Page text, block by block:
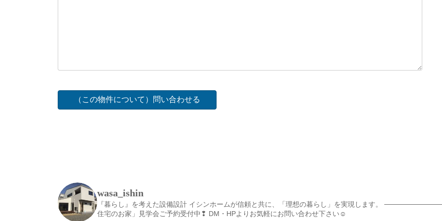
wasa_ishin
『暮らし』を考えた設備設計 イシンホームが信頼と共に、「理想の暮らし」を実現します。
住宅のお家」見学会ご予約受付中❢ DM・HPよりお気軽にお問い合わせ下さい☺︎